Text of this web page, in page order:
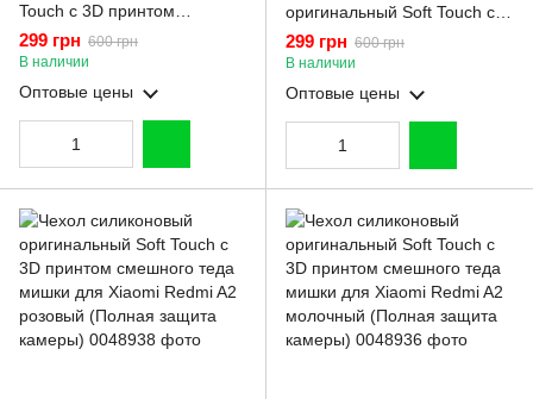
Touch с 3D принтом
смешного теда мишки для
Xiaomi Redmi A2 бордовый
(Полная защита камеры)
299 грн 600 грн
В наличии
Оптовые цены
оригинальный Soft Touch с
3D принтом смешного теда
мишки для Xiaomi Redmi A2
черный (Полная защита
299 грн 600 грн
В наличии
Оптовые цены